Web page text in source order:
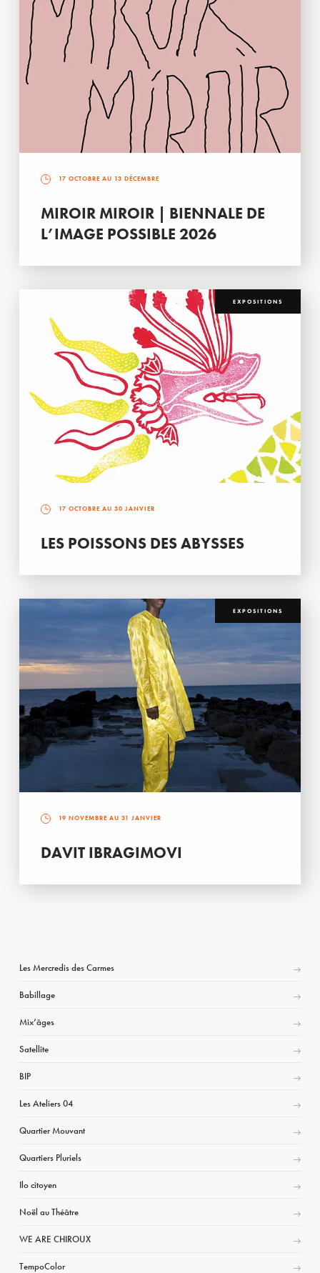
17 OCTOBRE AU 13 DÉCEMBRE
MIROIR MIROIR | BIENNALE DE
L’IMAGE POSSIBLE 2026
EXPOSITIONS
17 OCTOBRE AU 30 JANVIER
LES POISSONS DES ABYSSES
EXPOSITIONS
19 NOVEMBRE AU 31 JANVIER
DAVIT IBRAGIMOVI
Les Mercredis des Carmes
Babillage
Mix’âges
Satellite
BIP
Les Ateliers 04
Quartier Mouvant
Quartiers Pluriels
Ilo citoyen
Noël au Théâtre
WE ARE CHIROUX
TempoColor